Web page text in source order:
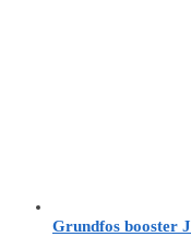
Grundfos booster